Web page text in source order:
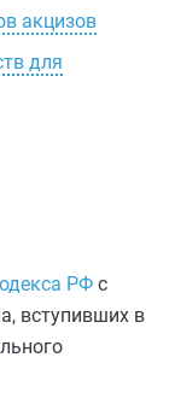
акцизов
для
РФ с
вступивших в